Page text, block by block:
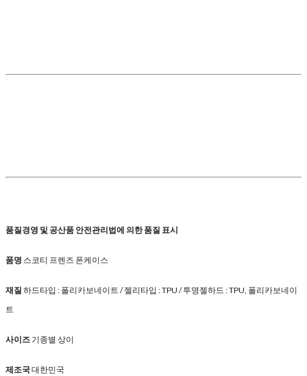
품질경영 및 공산품 안전관리법에 의한 품질 표시
품명 스코티 프렌즈 폰케이스
재질 하드타입 : 폴리카보네이트 / 젤리타입 : TPU / 투명젤하드 : TPU, 폴리카보네이
트
사이즈 기종별 상이
제조국대한민국